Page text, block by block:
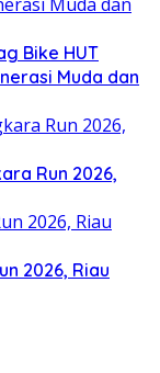
Bike HUT
Muda dan
Run 2026,
2026, Riau